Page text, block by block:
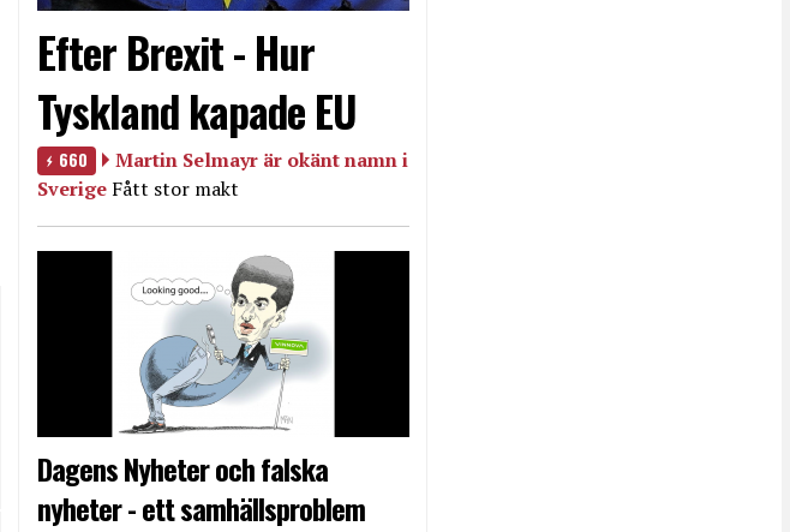
Efter Brexit - Hur
Tyskland kapade EU
660
Martin Selmayr är okänt namn i
Sverige Fått stor makt
Dagens Nyheter och falska
nyheter - ett samhällsproblem